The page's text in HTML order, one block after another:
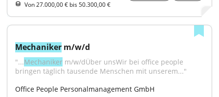
Von 27.000,00 € bis 50.300,00 €
Mechaniker m/w/d
"...Mechaniker m/w/dÜber unsWir bei office people
bringen täglich tausende Menschen mit unserem..."
Office People Personalmanagement GmbH